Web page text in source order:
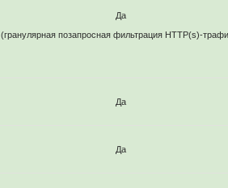
Да
(гранулярная позапросная фильтрация HTTP(s)-
Да
Да